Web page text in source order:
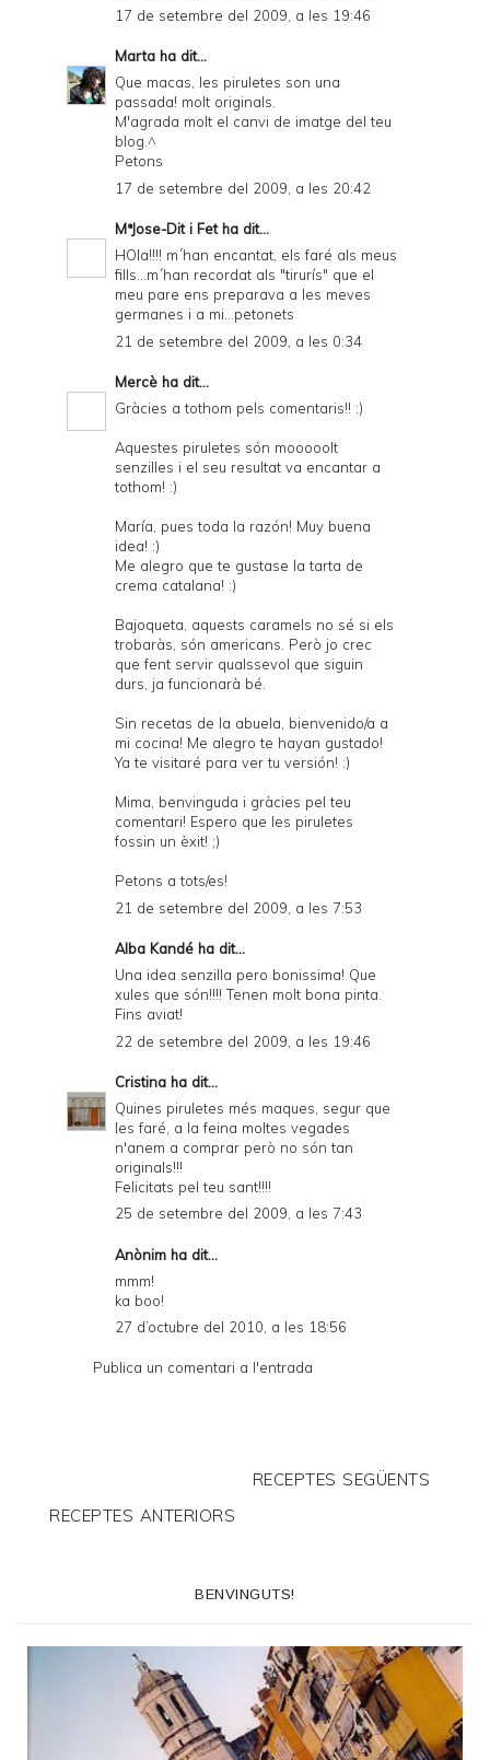
17 de setembre del 2009, a les 19:46
Marta ha dit...
Que macas, les piruletes son una
passada! molt originals.
M'agrada molt el canvi de imatge del teu
blog.^
Petons
17 de setembre del 2009, a les 20:42
MªJose-Dit i Fetha dit...
HOla!!!! m´han encantat, els faré als meus
fills...m´han recordat als "tirurís" que el
meu pare ens preparava a les meves
germanes i a mi...petonets
21 de setembre del 2009, a les 0:34
Mercè ha dit...
Gràcies a tothom pels comentaris!! :)
Aquestes piruletes són mooooolt
senzilles i el seu resultat va encantar a
tothom! :)
María, pues toda la razón! Muy buena
idea! :)
Me alegro que te gustase la tarta de
crema catalana! :)
Bajoqueta, aquests caramels no sé si els
trobaràs, són americans. Però jo crec
que fent servir qualssevol que siguin
durs, ja funcionarà bé.
Sin recetas de la abuela, bienvenido/a a
mi cocina! Me alegro te hayan gustado!
Ya te visitaré para ver tu versión! :)
Mima, benvinguda i gràcies pel teu
comentari! Espero que les piruletes
fossin un èxit! ;)
Petons a tots/es!
21 de setembre del 2009, a les 7:53
Alba Kandé ha dit...
Una idea senzilla pero bonissima! Que
xules que són!!!! Tenen molt bona pinta.
Fins aviat!
22 de setembre del 2009, a les 19:46
Cristina ha dit...
Quines piruletes més maques, segur que
les faré, a la feina moltes vegades
n'anem a comprar però no són tan
originals!!!
Felicitats pel teu sant!!!!
25 de setembre del 2009, a les 7:43
Anònim ha dit...
mmm!
ka boo!
27 d’octubre del 2010, a les 18:56
Publica un comentari a l'entrada
RECEPTES SEGÜENTS
RECEPTES ANTERIORS
BENVINGUTS!